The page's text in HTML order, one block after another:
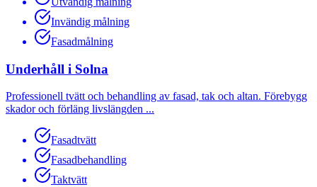
Invändig målning
Fasadmålning
Underhåll i Solna
Professionell tvätt och behandling av fasad, tak och altan. Förebygg
skador och förläng livslängden ...
Fasadtvätt
Fasadbehandling
Taktvätt